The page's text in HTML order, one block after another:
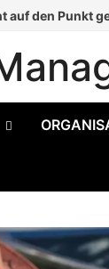
auf den Punkt